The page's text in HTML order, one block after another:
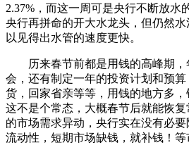
2.37%，而这一周可是央行不断放水
央行再拼命的开大水龙头，但仍然
以见得出水管的速度更快。
历来春节前都是用钱的高峰期
会，还有制定一年的投资计划和预
货，回家省亲等等，用钱的地方多
这不是个常态，大概春节后就能恢
的市场需求异动，央行实在没有必
流动性，短期市场缺钱，就补钱！